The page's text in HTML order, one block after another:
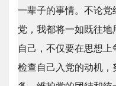
一辈子的事情。不论
党，我都将一如既往
自己，不仅要在思想
检查自己入党的动机，